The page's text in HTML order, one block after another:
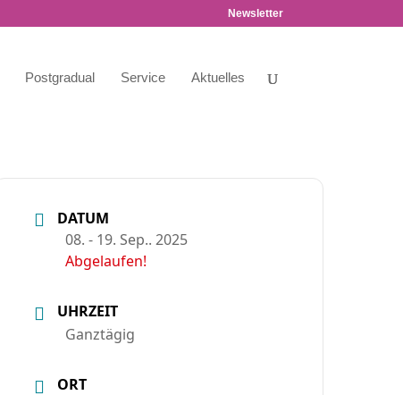
Newsletter
Postgradual Service Aktuelles
DATUM
08. - 19. Sep.. 2025
Abgelaufen!
UHRZEIT
Ganztägig
ORT